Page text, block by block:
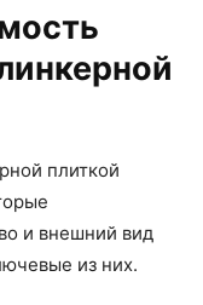
плиткой
и внешний вид
из них.